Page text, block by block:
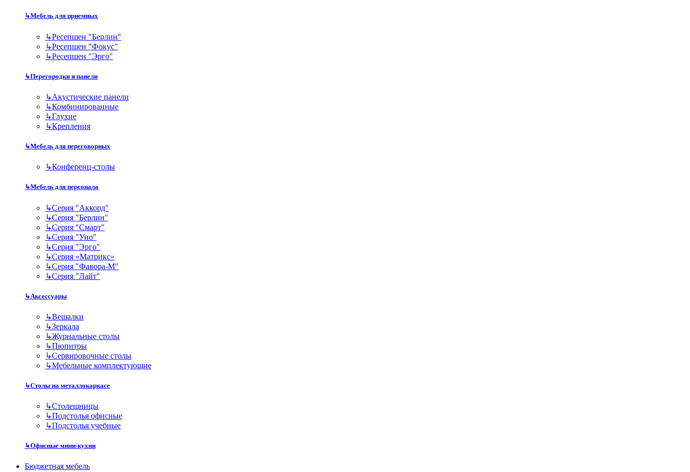
↳Мебель для приемных
↳Ресепшен "Берлин"
↳Ресепшен "Фокус"
↳Ресепшен "Эрго"
↳Перегородки и панели
↳Акустические панели
↳Комбинированные
↳Глухие
↳Крепления
↳Мебель для переговорных
↳Конференц-столы
↳Мебель для персонала
↳Серия "Аккорд"
↳Серия "Берлин"
↳Серия "Смарт"
↳Серия "Уно"
↳Серия "Эрго"
↳Серия «Матрикс»
↳Серия "Фавора-М"
↳Серия "Лайт"
↳Аксессуары
↳Вешалки
↳Зеркала
↳Журнальные столы
↳Пюпитры
↳Сервировочные столы
↳Мебельные комплектующие
↳Столы на металлокаркасе
↳Столешницы
↳Подстолья офисные
↳Подстолья учебные
↳Офисные мини-кухни
Бюджетная мебель